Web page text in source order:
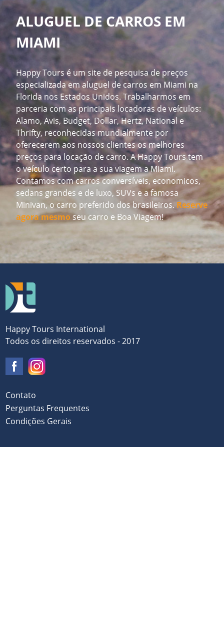
ALUGUEL DE CARROS EM
MIAMI
Happy Tours é um site de pesquisa de preços
especializada em aluguel de carros em Miami na
Florida nos Estados Unidos. Trabalharmos em
parceria com as principais locadoras de veículos:
Alamo, Avis, Budget, Dollar, Hertz, National e
Thrifty, reconhecidas mundialmente por
oferecerem aos nossos clientes os melhores
preços para locação de carro. A Happy Tours tem
o veículo certo para a sua viagem a Miami.
Contamos com carros conversíveis, economicos,
sedans grandes e de luxo, SUVs e a famosa
Minivan, o carro preferido dos brasileiros. Reserve
agora mesmoseu carro e Boa Viagem!
Happy Tours International
Todos os direitos reservados - 2017
Contato
Perguntas Frequentes
Condições Gerais